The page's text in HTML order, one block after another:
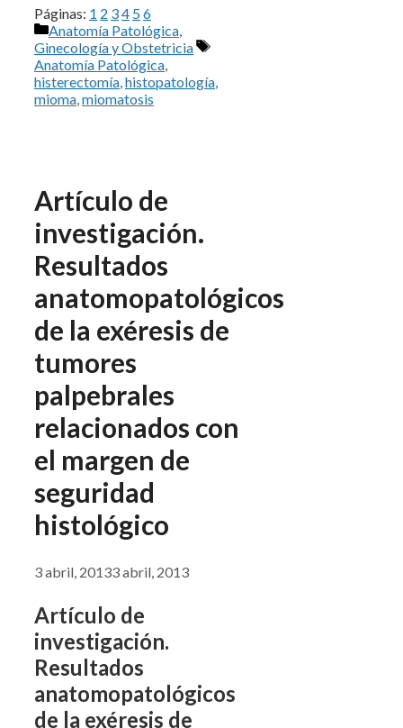
Páginas: 1 2 34 56
Categorías
Anatomía Patológica,
Ginecología y Obstetricia
Etiquetas
Anatomía Patológica,
histerectomía,histopatología,
mioma,miomatosis
Artículo de
investigación.
Resultados
anatomopatológicos
de la exéresis de
tumores
palpebrales
relacionados con
el margen de
seguridad
histológico
3 abril, 20133 abril, 2013
Artículo de
investigación.
Resultados
anatomopatológicos
de la exéresis de